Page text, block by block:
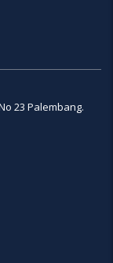
23 Palembang.